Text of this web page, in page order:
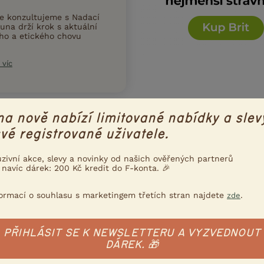
konzultujeme s Nadací
drží krok s aktuální
a etického chovu
víc
Poslat inzerát e-mailem
NABÍDKOUBELGICKÝ OBR (BO)
modrý
obra (BO) - Hezký den, Z důvodu omezení chovu
oceněné po dvou vrzích. A jednu letošní samici z ledna z
nově nabízí limitované nabídky a
registrované uživatele.
akce, slevy a novinky od našich ověřených partnerů
navíc dárek: 200 Kč kredit do F-konta. 🎉
o souhlasu s marketingem třetích stran najdete zde.
PŘIHLÁSIT SE K NEWSLETTERU A VYZVEDNOUT
DÁREK. 🎁